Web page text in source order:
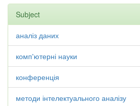
Subject
аналіз даних
комп'ютерні науки
конференція
методи інтелектуального аналізу